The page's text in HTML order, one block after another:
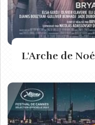
L'Arche de Noé